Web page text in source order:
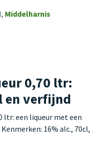
Middelharnis
0,70 ltr:
en verfijnd
ltr: een liqueur met een
16% alc., 70cl,